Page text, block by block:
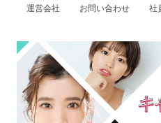
運営会社 お問い合わせ 社